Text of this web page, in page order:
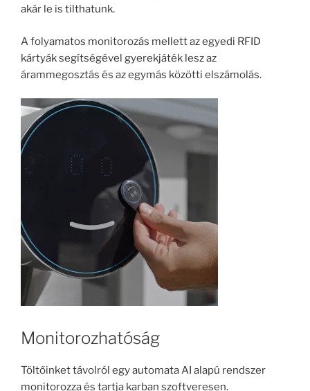
akár le is tilthatunk.
A folyamatos monitorozás mellett az egyedi RFID
kártyák segítségével gyerekjáték lesz az
árammegosztás és az egymás közötti elszámolás.
Monitorozhatóság
Töltőinket távolról egy automata AI alapú rendszer
monitorozza és tartja karban szoftveresen.